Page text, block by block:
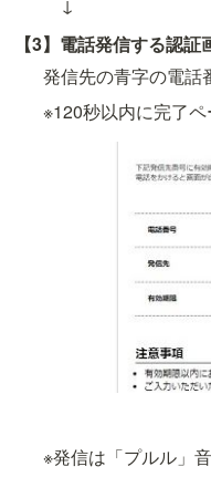
↓
【3】電話発信する認証
発信先の青字の電話
※120秒以内に完了
※発信は「プルル」